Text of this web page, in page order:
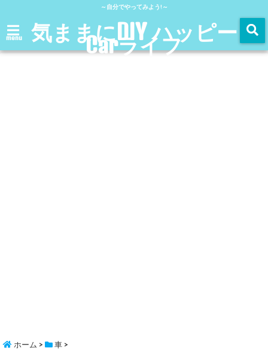
～自分でやってみよう!～
menu 気ままにDIY ハッピー
Carライフ
ホーム > 車 >